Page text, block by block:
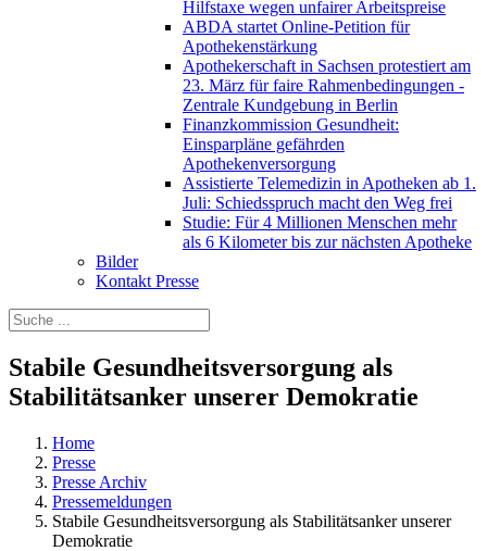
Hilfstaxe wegen unfairer Arbeitspreise
ABDA startet Online-Petition für
Apothekenstärkung
Apothekerschaft in Sachsen protestiert am
23. März für faire Rahmenbedingungen -
Zentrale Kundgebung in Berlin
Finanzkommission Gesundheit:
Einsparpläne gefährden
Apothekenversorgung
Assistierte Telemedizin in Apotheken ab 1.
Juli: Schiedsspruch macht den Weg frei
Studie: Für 4 Millionen Menschen mehr
als 6 Kilometer bis zur nächsten Apotheke
Bilder
Kontakt Presse
Stabile Gesundheitsversorgung als
Stabilitätsanker unserer Demokratie
Home
Presse
Presse Archiv
Pressemeldungen
Stabile Gesundheitsversorgung als Stabilitätsanker unserer
Demokratie